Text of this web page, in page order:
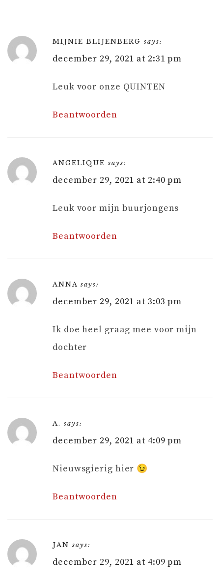
MIJNIE BLIJENBERG says:
december 29, 2021 at 2:31 pm
Leuk voor onze QUINTEN
Beantwoorden
ANGELIQUE says:
december 29, 2021 at 2:40 pm
Leuk voor mijn buurjongens
Beantwoorden
ANNA says:
december 29, 2021 at 3:03 pm
Ik doe heel graag mee voor mijn
dochter
Beantwoorden
A. says:
december 29, 2021 at 4:09 pm
Nieuwsgierig hier 😉
Beantwoorden
JAN says:
december 29, 2021 at 4:09 pm